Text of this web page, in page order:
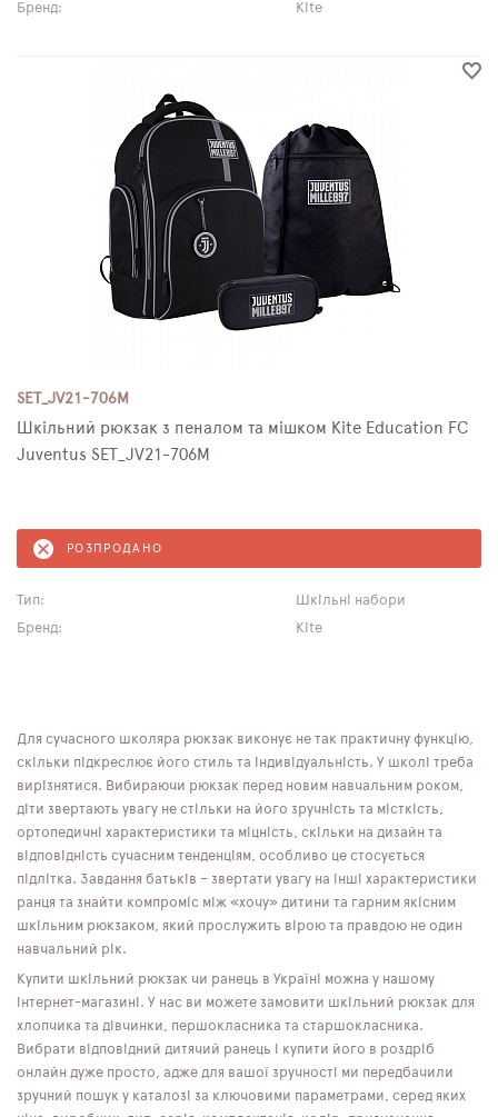
Бренд:
Kite
SET_JV21-706M
Шкільний рюкзак з пеналом та мішком Kite Education FC
Juventus SET_JV21-706M
РОЗПРОДАНО
Тип:
Шкільні набори
Бренд:
Kite
Для сучасного школяра рюкзак виконує не так практичну функцію,
скільки підкреслює його стиль та індивідуальність. У школі треба
вирізнятися. Вибираючи рюкзак перед новим навчальним роком,
діти звертають увагу не стільки на його зручність та місткість,
ортопедичні характеристики та міцність, скільки на дизайн та
відповідність сучасним тенденціям, особливо це стосується
підлітка. Завдання батьків – звертати увагу на інші характеристики
ранця та знайти компроміс між «хочу» дитини та гарним якісним
шкільним рюкзаком, який прослужить вірою та правдою не один
навчальний рік.
Купити шкільний рюкзак чи ранець в Україні можна у нашому
інтернет-магазині. У нас ви можете замовити шкільний рюкзак для
хлопчика та дівчинки, першокласника та старшокласника.
Вибрати відповідний дитячий ранець і купити його в роздріб
онлайн дуже просто, адже для вашої зручності ми передбачили
зручний пошук у каталозі за ключовими параметрами, серед яких